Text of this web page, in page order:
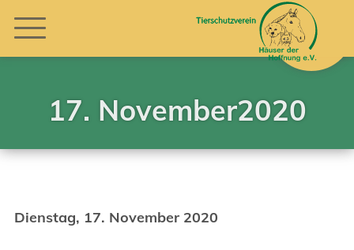
17. November2020
Dienstag, 17. November 2020